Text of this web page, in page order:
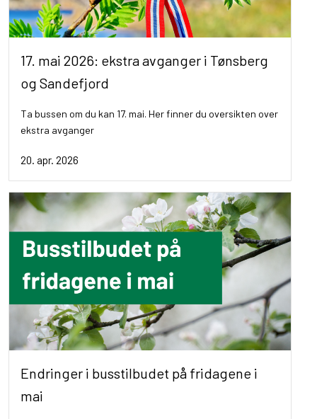
17. mai 2026: ekstra avganger i Tønsberg
og Sandefjord
Ta bussen om du kan 17. mai. Her finner du oversikten over
ekstra avganger
20. apr. 2026
Endringer i busstilbudet på fridagene i
mai